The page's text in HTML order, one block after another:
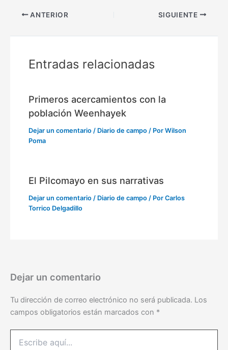
ANTERIOR SIGUIENTE
Entradas relacionadas
Primeros acercamientos con la
población Weenhayek
Dejar un comentario / Diario de campo / PorWilson
Poma
El Pilcomayo en sus narrativas
Dejar un comentario / Diario de campo / PorCarlos
Torrico Delgadillo
Dejar un comentario
Tu dirección de correo electrónico no será publicada. Los
campos obligatorios están marcados con *
aquí...